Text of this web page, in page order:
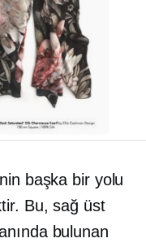
başka bir yolu
Bu, sağ üst
bulunan